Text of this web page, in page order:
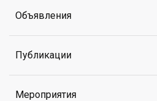
Объявления
Публикации
Мероприятия